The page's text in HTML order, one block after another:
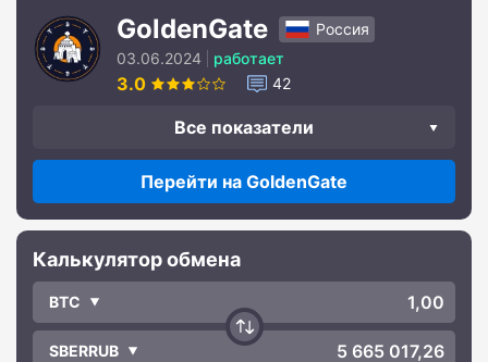
GoldenGate
Россия
03.06.2024
работает
3.0 42
Все показатели
Перейти на GoldenGate
Калькулятор обмена
BTC
SBERRUB